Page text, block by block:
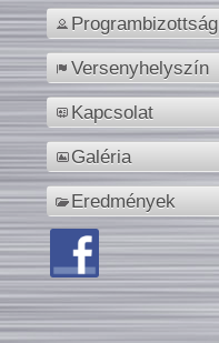
Programbizottság
Versenyhelyszín
Kapcsolat
Galéria
Eredmények